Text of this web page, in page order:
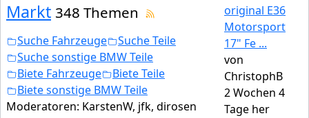
Markt 348 Themen
Suche Fahrzeuge
Suche Teile
Suche sonstige BMW Teile
Biete Fahrzeuge
Biete Teile
Biete sonstige BMW Teile
Moderatoren: KarstenW, jfk, dirosen
original E36
Motorsport
17" Fe ...
von
ChristophB
2 Wochen 4
Tage her